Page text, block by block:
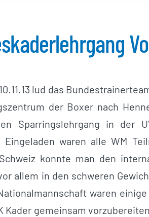
10.11.13 lud das
der Boxer nach
Sparringslehrgang in der
Eingeladen waren alle WM
konnte man den
allem in den schweren
waren
Kader gemeinsam